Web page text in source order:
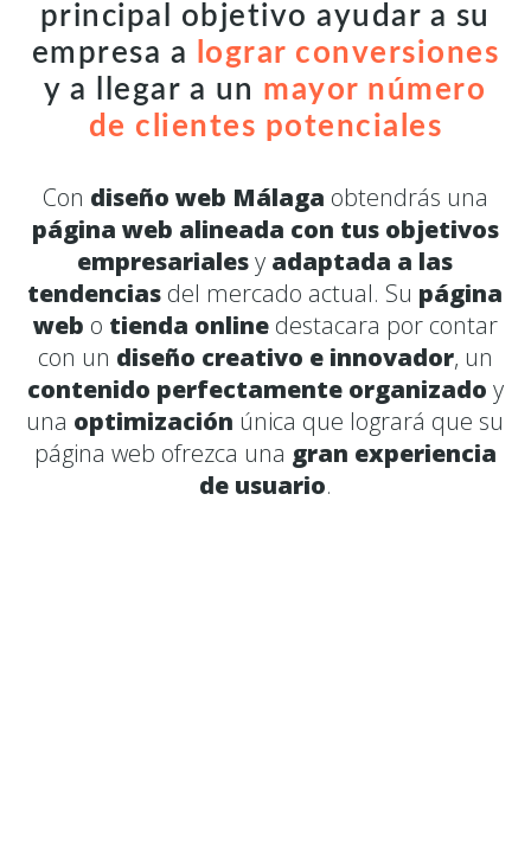
principal objetivo ayudar a su
empresa a
lograr conversiones
y a llegar a un mayor número
de clientes potenciales
Con diseño web Málaga obtendrás una
página web alineada con tus objetivos
empresarialesy adaptada a las
tendencias del mercado actual. Su página
web o tienda onlinedestacara por contar
con un diseño creativo e innovador, un
contenido perfectamente organizado y
una optimización única que logrará que su
página web ofrezca una gran experiencia
de usuario.